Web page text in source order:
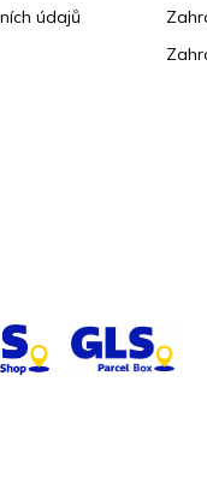
údajů